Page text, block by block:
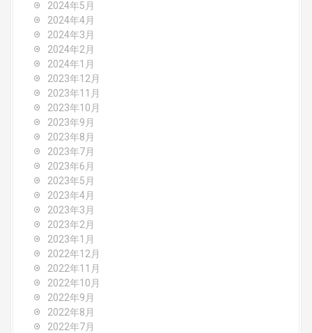
2024年5月
2024年4月
2024年3月
2024年2月
2024年1月
2023年12月
2023年11月
2023年10月
2023年9月
2023年8月
2023年7月
2023年6月
2023年5月
2023年4月
2023年3月
2023年2月
2023年1月
2022年12月
2022年11月
2022年10月
2022年9月
2022年8月
2022年7月